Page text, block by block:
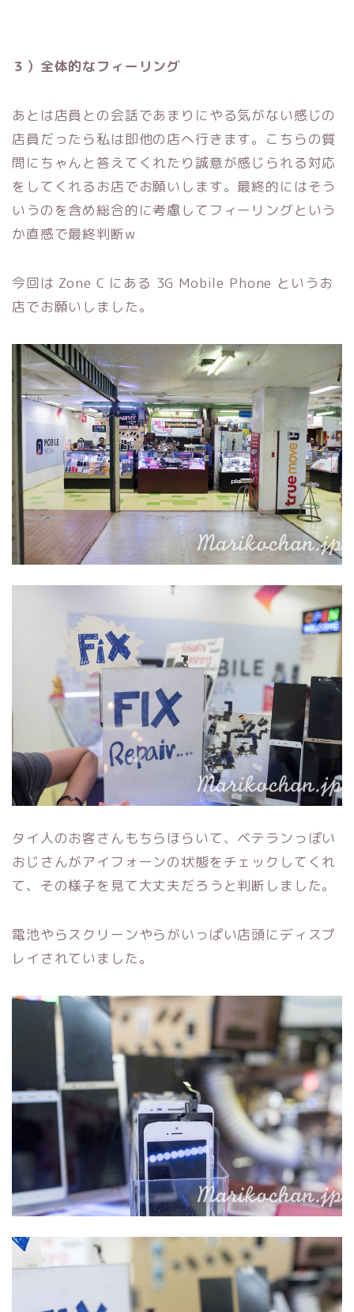
３）全体的なフィーリング
あとは店員との会話であまりにやる気がない感じの
店員だったら私は即他の店へ行きます。こちらの質
問にちゃんと答えてくれたり誠意が感じられる対応
をしてくれるお店でお願いします。最終的にはそう
いうのを含め総合的に考慮してフィーリングという
か直感で最終判断w
今回は Zone C にある 3G Mobile Phone というお
店でお願いしました。
タイ人のお客さんもちらほらいて、ベテランっぽい
おじさんがアイフォーンの状態をチェックしてくれ
て、その様子を見て大丈夫だろうと判断しました。
電池やらスクリーンやらがいっぱい店頭にディスプ
レイされていました。